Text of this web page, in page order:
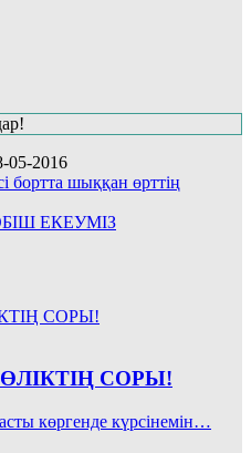
05-2016
бортта шыққан өрттің
ЕКЕУМІЗ
СОРЫ!